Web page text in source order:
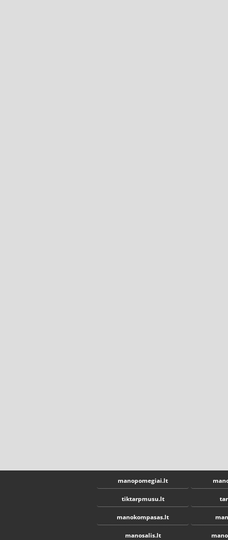
manopomegiai.lt
tiktarpmusu.lt
manokompasas.lt
manosalis.lt